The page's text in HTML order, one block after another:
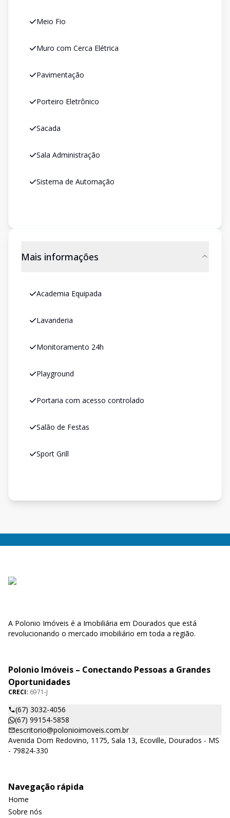
Meio Fio
Muro com Cerca Elétrica
Pavimentação
Porteiro Eletrônico
Sacada
Sala Administração
Sistema de Automação
Mais informações
Academia Equipada
Lavanderia
Monitoramento 24h
Playground
Portaria com acesso controlado
Salão de Festas
Sport Grill
A Polonio Imóveis é a Imobiliária em Dourados que está
revolucionando o mercado imobiliário em toda a região.
Polonio Imóveis – Conectando Pessoas a Grandes
Oportunidades
CRECI: 6971-J
(67) 3032-4056
(67) 99154-5858
escritorio@polonioimoveis.com.br
Avenida Dom Redovino, 1175, Sala 13, Ecoville, Dourados - MS
- 79824-330
Navegação rápida
Home
Sobre nós